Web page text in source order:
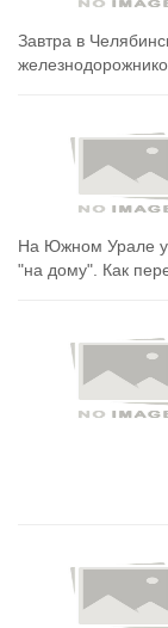
Завтра в
На Южном Урале
"на дому". Как